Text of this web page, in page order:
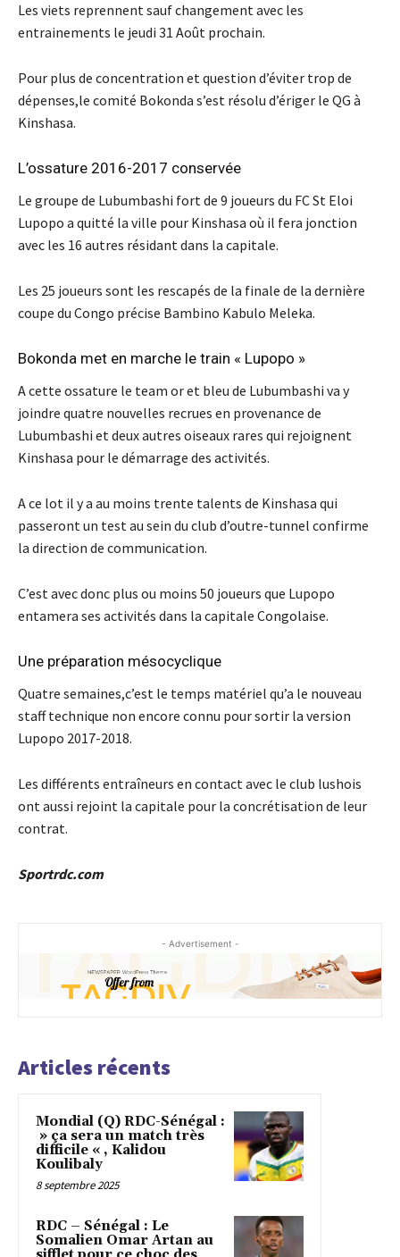
Les viets reprennent sauf changement avec les
entrainements le jeudi 31 Août prochain.
Pour plus de concentration et question d’éviter trop de
dépenses,le comité Bokonda s’est résolu d’ériger le QG à
Kinshasa.
L’ossature 2016-2017 conservée
Le groupe de Lubumbashi fort de 9 joueurs du FC St Eloi
Lupopo a quitté la ville pour Kinshasa où il fera jonction
avec les 16 autres résidant dans la capitale.
Les 25 joueurs sont les rescapés de la finale de la dernière
coupe du Congo précise Bambino Kabulo Meleka.
Bokonda met en marche le train « Lupopo »
A cette ossature le team or et bleu de Lubumbashi va y
joindre quatre nouvelles recrues en provenance de
Lubumbashi et deux autres oiseaux rares qui rejoignent
Kinshasa pour le démarrage des activités.
A ce lot il y a au moins trente talents de Kinshasa qui
passeront un test au sein du club d’outre-tunnel confirme
la direction de communication.
C’est avec donc plus ou moins 50 joueurs que Lupopo
entamera ses activités dans la capitale Congolaise.
Une préparation mésocyclique
Quatre semaines,c’est le temps matériel qu’a le nouveau
staff technique non encore connu pour sortir la version
Lupopo 2017-2018.
Les différents entraîneurs en contact avec le club lushois
ont aussi rejoint la capitale pour la concrétisation de leur
contrat.
Sportrdc.com
- Advertisement -
Articles récents
Mondial (Q) RDC-Sénégal :
» ça sera un match très
difficile « , Kalidou
Koulibaly
8 septembre 2025
RDC – Sénégal : Le
Somalien Omar Artan au